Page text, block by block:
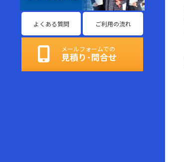
よくある質問 ご利用の流れ
メールフォームでの
見積り･問合せ